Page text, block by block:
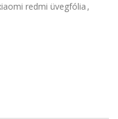
redmi üvegfólia ,